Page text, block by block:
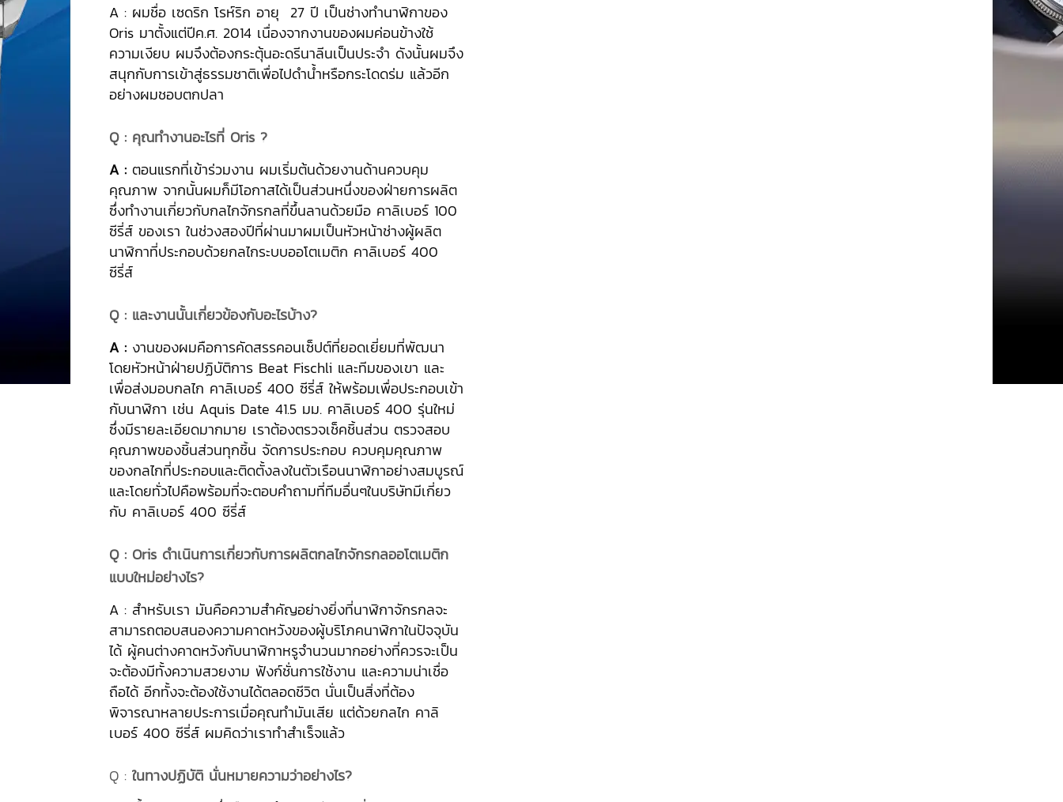
A : ผมชื่อ เซดริก โรห์ริก อายุ 27 ปี เป็นช่างทำนาฬิกาของ
Oris มาตั้งแต่ปีค.ศ. 2014 เนื่องจากงานของผมค่อนข้างใช้
ความเงียบ ผมจึงต้องกระตุ้นอะดรีนาลีนเป็นประจำ ดังนั้นผมจึง
สนุกกับการเข้าสู่ธรรมชาติเพื่อไปดำน้ำหรือกระโดดร่ม แล้วอีก
อย่างผมชอบตกปลา
Q : คุณทำงานอะไรที่ Oris ?
A : ตอนแรกที่เข้าร่วมงาน ผมเริ่มต้นด้วยงานด้านควบคุม
คุณภาพ จากนั้นผมก็มีโอกาสได้เป็นส่วนหนึ่งของฝ่ายการผลิต
ซึ่งทำงานเกี่ยวกับกลไกจักรกลที่ขึ้นลานด้วยมือ คาลิเบอร์ 100
ซีรี่ส์ ของเรา ในช่วงสองปีที่ผ่านมาผมเป็นหัวหน้าช่างผู้ผลิต
นาฬิกาที่ประกอบด้วยกลไกระบบออโตเมติก คาลิเบอร์ 400
ซีรี่ส์
Q : และงานนั้นเกี่ยวข้องกับอะไรบ้าง?
A : งานของผมคือการคัดสรรคอนเซ็ปต์ที่ยอดเยี่ยมที่พัฒนา
โดยหัวหน้าฝ่ายปฏิบัติการ Beat Fischli และทีมของเขา และ
เพื่อส่งมอบกลไก คาลิเบอร์ 400 ซีรี่ส์ ให้พร้อมเพื่อประกอบเข้า
กับนาฬิกา เช่น Aquis Date 41.5 มม. คาลิเบอร์ 400 รุ่นใหม่
ซึ่งมีรายละเอียดมากมาย เราต้องตรวจเช็คชิ้นส่วน ตรวจสอบ
คุณภาพของชิ้นส่วนทุกชิ้น จัดการประกอบ ควบคุมคุณภาพ
ของกลไกที่ประกอบและติดตั้งลงในตัวเรือนนาฬิกาอย่างสมบูรณ์
และโดยทั่วไปคือพร้อมที่จะตอบคำถามที่ทีมอื่นๆในบริษัทมีเกี่ยว
กับ คาลิเบอร์ 400 ซีรี่ส์
Q : Oris ดำเนินการเกี่ยวกับการผลิตกลไกจักรกลออโตเมติก
แบบใหม่อย่างไร?
A : สำหรับเรา มันคือความสำคัญอย่างยิ่งที่นาฬิกาจักรกลจะ
สามารถตอบสนองความคาดหวังของผู้บริโภคนาฬิกาในปัจจุบัน
ได้ ผู้คนต่างคาดหวังกับนาฬิกาหรูจำนวนมากอย่างที่ควรจะเป็น
จะต้องมีทั้งความสวยงาม ฟังก์ชั่นการใช้งาน และความน่าเชื่อ
ถือได้ อีกทั้งจะต้องใช้งานได้ตลอดชีวิต นั่นเป็นสิ่งที่ต้อง
พิจารณาหลายประการเมื่อคุณทำมันเสีย แต่ด้วยกลไก คาลิ
เบอร์ 400 ซีรี่ส์ ผมคิดว่าเราทำสำเร็จแล้ว
Q : ในทางปฏิบัติ นั่นหมายความว่าอย่างไร?